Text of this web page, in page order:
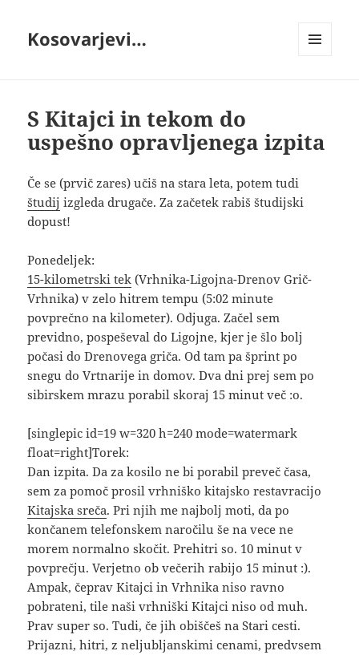
Kosovarjevi…
S Kitajci in tekom do
uspešno opravljenega izpita
Če se (prvič zares) učiš na stara leta, potem tudi
študij izgleda drugače. Za začetek rabiš študijski
dopust!
Ponedeljek:
15-kilometrski tek (Vrhnika-Ligojna-Drenov Grič-
Vrhnika) v zelo hitrem tempu (5:02 minute
povprečno na kilometer). Odjuga. Začel sem
previdno, pospeševal do Ligojne, kjer je šlo bolj
počasi do Drenovega griča. Od tam pa šprint po
snegu do Vrtnarije in domov. Dva dni prej sem po
sibirskem mrazu porabil skoraj 15 minut več :o.
[singlepic id=19 w=320 h=240 mode=watermark
float=right]Torek:
Dan izpita. Da za kosilo ne bi porabil preveč časa,
sem za pomoč prosil vrhniško kitajsko restavracijo
Kitajska sreča. Pri njih me najbolj moti, da po
končanem telefonskem naročilu še na vece ne
morem normalno skočit. Prehitri so. 10 minut v
povprečju. Verjetno ob večerih rabijo 15 minut :).
Ampak, čeprav Kitajci in Vrhnika niso ravno
pobrateni, tile naši vrhniški Kitajci niso od muh.
Prav super so. Tudi, če jih obiščeš na Stari cesti.
Prijazni, hitri, z neljubljanskimi cenami, predvsem